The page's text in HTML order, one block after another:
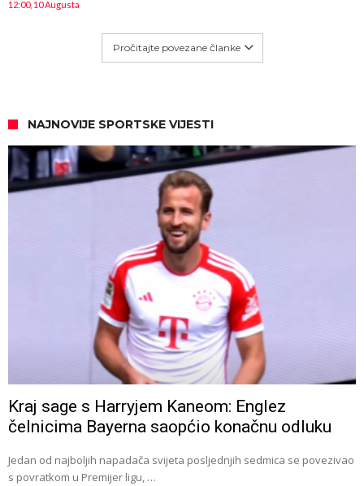
12:00, 10 Augusta
Pročitajte povezane članke
NAJNOVIJE SPORTSKE VIJESTI
Kraj sage s Harryjem Kaneom: Englez
čelnicima Bayerna saopćio konačnu odluku
Jedan od najboljih napadača svijeta posljednjih sedmica se povezivao
s povratkom u Premijer ligu, …